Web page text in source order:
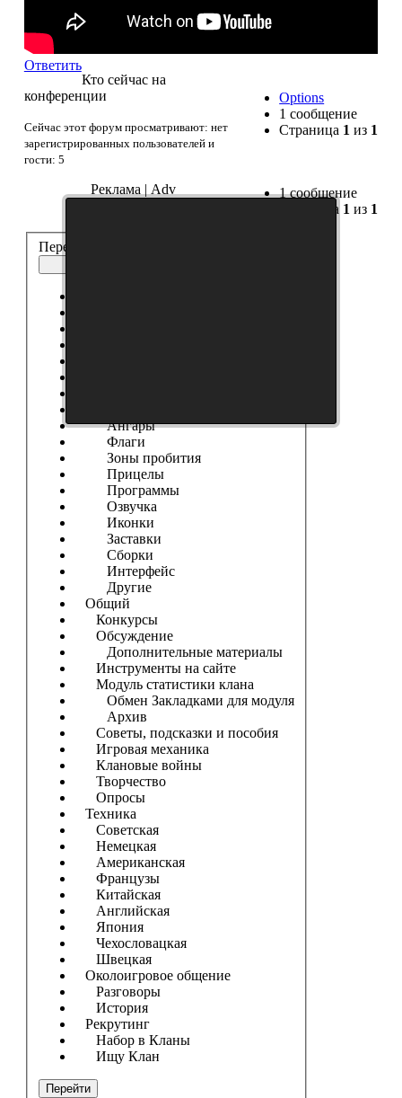
Ответить
Options
1 сообщение
Страница 1 из 1
1 сообщение
Страница 1 из 1
Перейти:
Ангары
Флаги
Зоны пробития
Прицелы
Программы
Озвучка
Иконки
Заставки
Сборки
Интерфейс
Другие
Общий
Конкурсы
Обсуждение
Дополнительные материалы
Инструменты на сайте
Модуль статистики клана
Обмен Закладками для модуля
Архив
Советы, подсказки и пособия
Игровая механика
Клановые войны
Творчество
Опросы
Техника
Советская
Немецкая
Американская
Французы
Китайская
Английская
Япония
Чехословацкая
Швецкая
Околоигровое общение
Разговоры
История
Рекрутинг
Набор в Кланы
Ищу Клан
Перейти
Кто сейчас на
конференции
Сейчас этот форум просматривают: нет
зарегистрированных пользователей и
гости: 5
Реклама | Adv